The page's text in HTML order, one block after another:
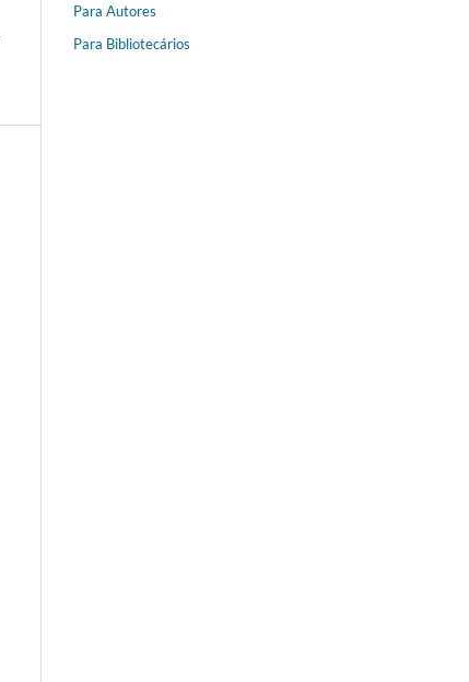
Para Autores
Para Bibliotecários